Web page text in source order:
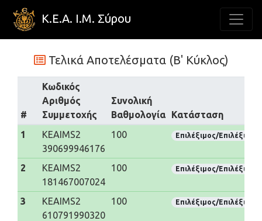
Κ.Ε.Α. Ι.Μ. Σύρου
Τελικά Αποτελέσματα (Β' Κύκλος)
#
Κωδικός
Αριθμός
Συμμετοχής
Συνολική
Βαθμολογία
Κατάσταση
1
KEAIMS2
390699946176
100 Επιλέξιμος/Επιλέξιμη
2
KEAIMS2
181467007024
100 Επιλέξιμος/Επιλέξιμη
3
KEAIMS2
610791990320
100 Επιλέξιμος/Επιλέξιμη